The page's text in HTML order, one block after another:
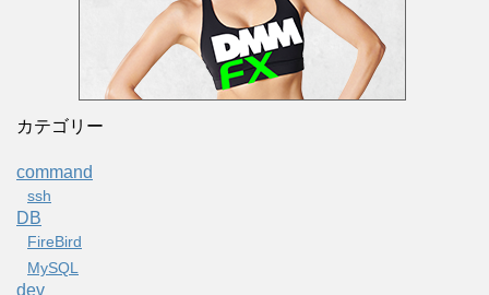
カテゴリー
command
ssh
DB
FireBird
MySQL
dev